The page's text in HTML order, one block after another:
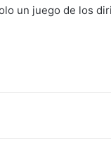
un juego de los